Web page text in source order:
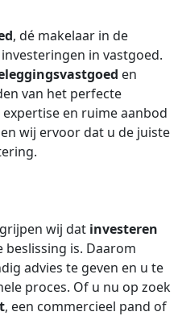
, dé makelaar in de
in vastgoed.
en
van het perfecte
en ruime aanbod
wij ervoor dat u de juiste
wij dat investeren
beslissing is. Daarom
advies te geven en u te
proces. Of u nu op zoek
, een commercieel pand of